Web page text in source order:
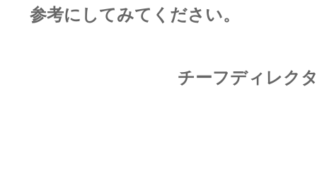
参考にしてみてください。
チーフディレク